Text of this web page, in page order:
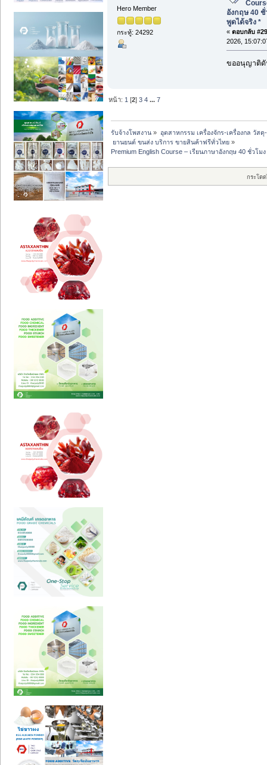
Hero Member
กระทู้: 24292
อังกฤษ 40
พูดได้จริง *
« ตอบกลับ
2026,
ขออนุญาติดั
หน้า: 1 [2]3 4 ...7
รับจ้างโพสงาน » อุตสาหกรรม เครื่องจักร-เครื่องกล วัส
ยานยนต์ ขนส่ง บริการ ขายสินค้าฟรีทั่วไทย »
Premium English Course – เรียนภาษาอังกฤษ 40 ชั่วโม
กระโด